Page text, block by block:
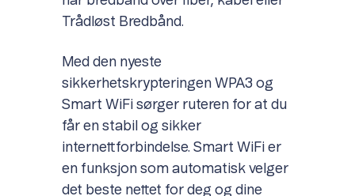
Trådløst Bredbånd.
Med den nyeste
sikkerhetskrypteringen WPA3 og
Smart WiFi sørger ruteren for at du
får en stabil og sikker
internettforbindelse. Smart WiFi er
en funksjon som automatisk velger
det beste nettet for deg og dine